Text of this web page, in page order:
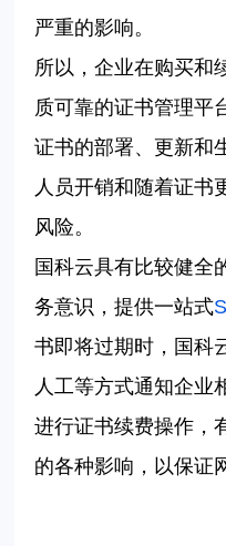
严重的影响。
所以，企业在购买和
质可靠的证书管理平
证书的部署、更新和
人员开销和随着证书
风险。
国科云具有比较健全
务意识，提供一站式
书即将过期时， 国科
人工等方式通知企业
进行证书续费操作，
的各种影响，以保证